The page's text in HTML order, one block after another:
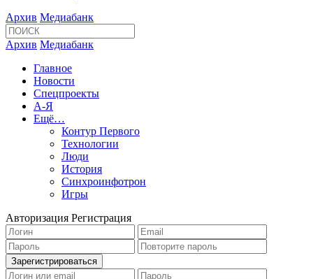
Архив Медиабанк
Архив Медиабанк
Главное
Новости
Спецпроекты
А-Я
Ещё…
Контур Первого
Технологии
Люди
История
Синхроинфотрон
Игры
Авторизация Регистрация